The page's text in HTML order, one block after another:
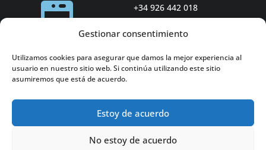
Gestionar consentimiento
Utilizamos cookies para asegurar que damos la mejor experiencia al
usuario en nuestro sitio web. Si continúa utilizando este sitio
asumiremos que está de acuerdo.
Estoy de acuerdo
No estoy de acuerdo
 +34 926 442 018
 biofyq@biofyq.com